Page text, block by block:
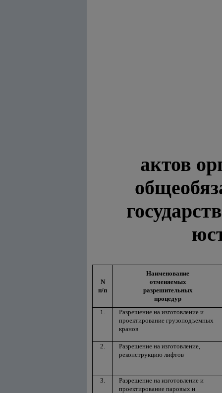
актов
N
п/п
Наименование
отменяемых
разрешительных
процедур
1.
Разрешение на изготовление и
проектирование грузоподъемных
кранов
2.
Разрешение на изготовление,
реконструкцию лифтов
3.
Разрешение на изготовление и
проектирование паровых и